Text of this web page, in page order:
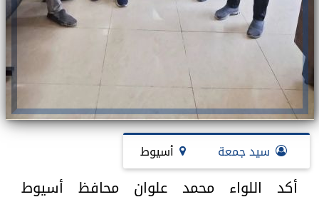
سيد جمعة أسيوط
أكد اللواء محمد علوان محافظ أسيوط